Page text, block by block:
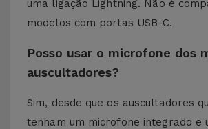
uma ligação Lightning. Não é
modelos com portas USB-C.
Posso usar o microfone dos
auscultadores?
Sim, desde que os auscultadores
tenham um microfone integrado e